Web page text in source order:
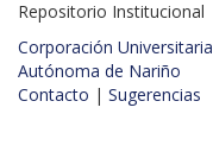
Repositorio Institucional
Corporación Universitaria
Autónoma de Nariño
Contacto | Sugerencias